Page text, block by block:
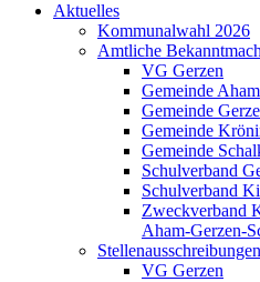
Aktuelles
Kommunalwahl 2026
Amtliche
VG Gerzen
Gemeinde Aham
Gemeinde
Gemeinde
Gemeinde
Schulverband
Schulverband
Zweckverband
Aham-Gerzen-
Stellenausschreibungen
VG Gerzen